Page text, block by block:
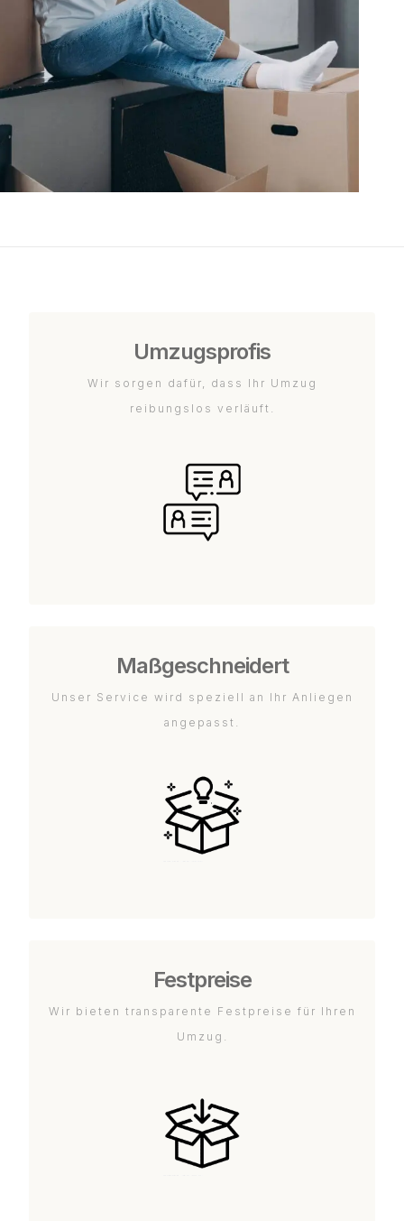
Umzugsprofis
Wir sorgen dafür, dass Ihr Umzug
reibungslos verläuft.
Maßgeschneidert
Unser Service wird speziell an Ihr Anliegen
angepasst.
Festpreise
Wir bieten transparente Festpreise für Ihren
Umzug.